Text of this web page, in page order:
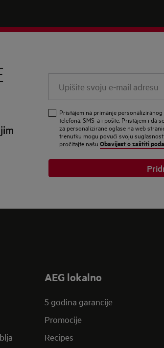
svoju
mail
adresu
Pristajem na primanje
telefona, SMS-a i pošte. Pristajem i da
za personalizirane oglase na web
trenutku mogu povući svoju
pročitajte našu Obavijest o zaštiti
AEG lokalno
5 godina garancije
Promocije
Recipes